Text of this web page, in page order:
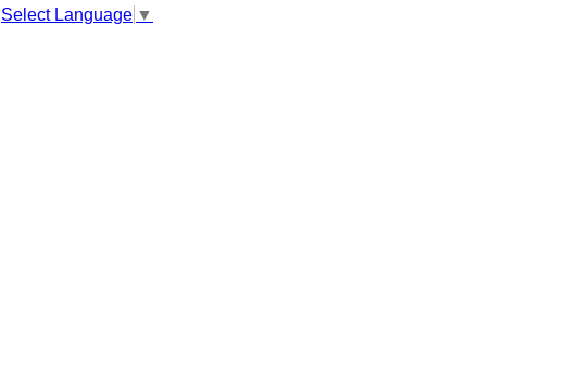
Select Language ▼